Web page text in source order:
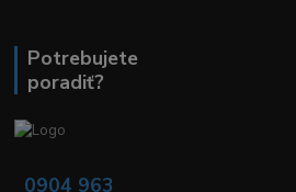
Potrebujete
poradiť?
0904 963